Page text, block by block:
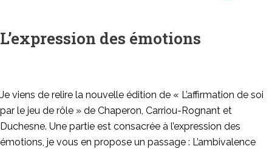
L’expression des émotions
Je viens de relire la nouvelle édition de « L’affirmation de soi
par le jeu de rôle » de Chaperon, Carriou-Rognant et
Duchesne. Une partie est consacrée à l’expression des
émotions, je vous en propose un passage : L’ambivalence